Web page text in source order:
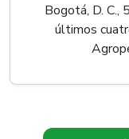
Bogotá, D.
últimos